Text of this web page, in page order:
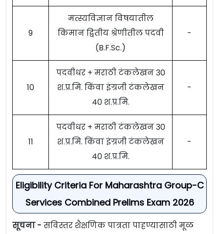
9
मत्स्यविज्ञान विषयातील
किमान द्वितीय श्रेणीतील पदवी
(B.F.Sc.)
-
10
पदवीधर + मराठी टंकलेखन 30
श.प्र.मि. किंवा इंग्रजी टंकलेखन
40 श.प्र.मि.
-
11
पदवीधर + मराठी टंकलेखन 30
श.प्र.मि. किंवा इंग्रजी टंकलेखन
40 श.प्र.मि.
-
Eligibility Criteria For Maharashtra Group-C
Services Combined Prelims Exam 2026
सूचना - सविस्तर शैक्षणिक पात्रता पाहण्यासाठी मूळ